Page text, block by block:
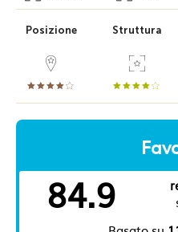
Posizione Struttura